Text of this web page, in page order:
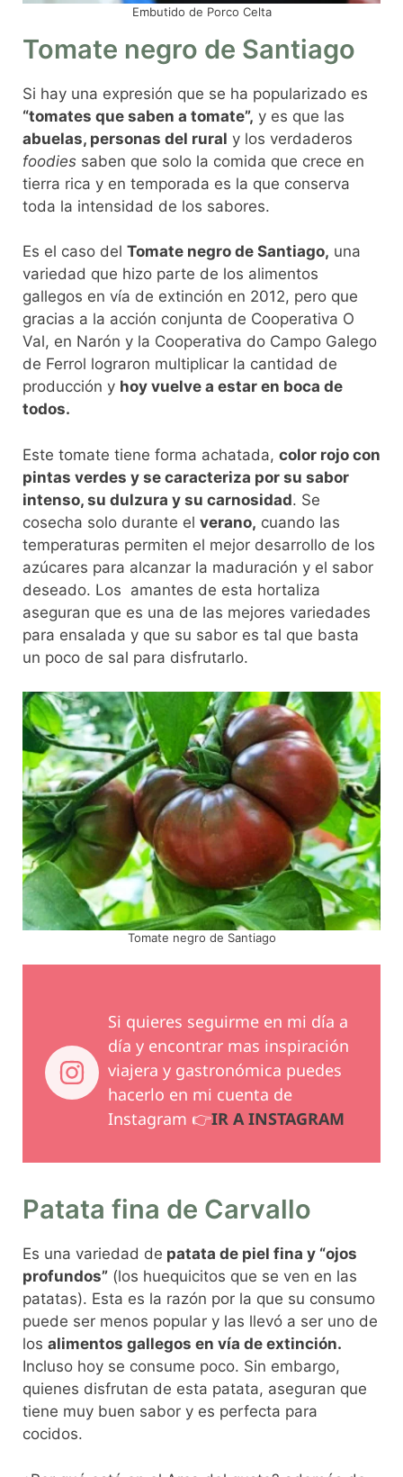
Embutido de Porco Celta
Tomate negro de Santiago
Si hay una expresión que se ha popularizado es
“tomates que saben a tomate”, y es que las
abuelas, personas del rural y los verdaderos
foodies saben que solo la comida que crece en
tierra rica y en temporada es la que conserva
toda la intensidad de los sabores.
Es el caso del Tomate negro de Santiago, una
variedad que hizo parte de los alimentos
gallegos en vía de extinción en 2012, pero que
gracias a la acción conjunta de Cooperativa O
Val, en Narón y la Cooperativa do Campo Galego
de Ferrol lograron multiplicar la cantidad de
producción y hoy vuelve a estar en boca de
todos.
Este tomate tiene forma achatada, color rojo con
pintas verdes y se caracteriza por su sabor
intenso, su dulzura y su carnosidad. Se
cosecha solo durante el verano, cuando las
temperaturas permiten el mejor desarrollo de los
azúcares para alcanzar la maduración y el sabor
deseado. Los amantes de esta hortaliza
aseguran que es una de las mejores variedades
para ensalada y que su sabor es tal que basta
un poco de sal para disfrutarlo.
Tomate negro de Santiago
Si quieres seguirme en mi día a
día y encontrar mas inspiración
viajera y gastronómica puedes
hacerlo en mi cuenta de
Instagram 👉IR A INSTAGRAM
Patata fina de Carvallo
Es una variedad de patata de piel fina y “ojos
profundos” (los huequicitos que se ven en las
patatas). Esta es la razón por la que su consumo
puede ser menos popular y las llevó a ser uno de
los alimentos gallegos en vía de extinción.
Incluso hoy se consume poco. Sin embargo,
quienes disfrutan de esta patata, aseguran que
tiene muy buen sabor y es perfecta para
cocidos.